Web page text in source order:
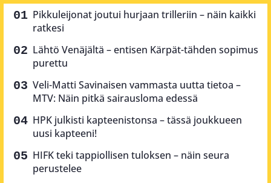
Pikkuleijonat joutui hurjaan trilleriin – näin kaikki
ratkesi
Lähtö Venäjältä – entisen Kärpät-tähden sopimus
purettu
Veli-Matti Savinaisen vammasta uutta tietoa –
MTV: Näin pitkä sairausloma edessä
HPK julkisti kapteenistonsa – tässä joukkueen
uusi kapteeni!
HIFK teki tappiollisen tuloksen – näin seura
perustelee